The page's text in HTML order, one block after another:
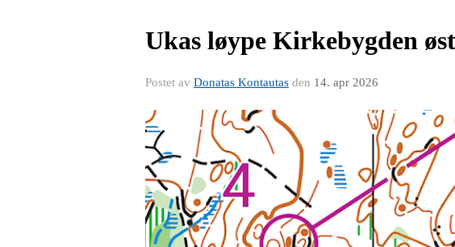
Ukas løype Kirkebygden øst
Postet av Donatas Kontautas den 14. apr 2026